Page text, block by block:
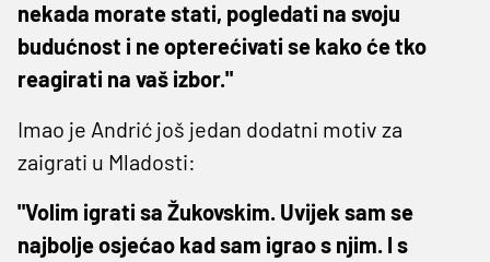
nekada morate stati, pogledati na svoju
budućnost i ne opterećivati se kako će tko
reagirati na vaš izbor."
Imao je Andrić još jedan dodatni motiv za
zaigrati u Mladosti:
"Volim igrati sa Žukovskim. Uvijek sam se
najbolje osjećao kad sam igrao s njim. I s